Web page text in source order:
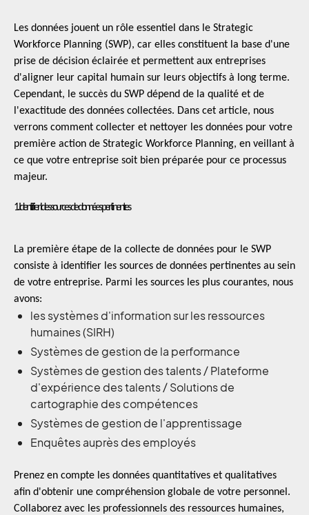
Les données jouent un rôle essentiel dans le Strategic
Workforce Planning (SWP), car elles constituent la base d'une
prise de décision éclairée et permettent aux entreprises
d'aligner leur capital humain sur leurs objectifs à long terme.
Cependant, le succès du SWP dépend de la qualité et de
l'exactitude des données collectées. Dans cet article, nous
verrons comment collecter et nettoyer les données pour votre
première action de Strategic Workforce Planning, en veillant à
ce que votre entreprise soit bien préparée pour ce processus
majeur.
1. Identifier ldes sources de données pertinentes
La première étape de la collecte de données pour le SWP
consiste à identifier les sources de données pertinentes au sein
de votre entreprise. Parmi les sources les plus courantes, nous
avons:
les systèmes d'information sur les ressources
humaines (SIRH)
Systèmes de gestion de la performance
Systèmes de gestion des talents / Plateforme
d'expérience des talents / Solutions de
cartographie des compétences
Systèmes de gestion de l'apprentissage
Enquêtes auprès des employés
Prenez en compte les données quantitatives et qualitatives
afin d'obtenir une compréhension globale de votre personnel.
Collaborez avec les professionnels des ressources humaines,